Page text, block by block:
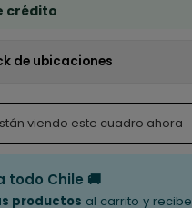
crédito
de ubicaciones
viendo este cuadro ahora
todo Chile 🚚
productos al carrito y recibe